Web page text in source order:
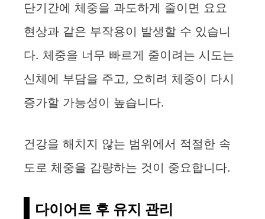
단기간에 체중을 과도하게 줄이면 요요
현상과 같은 부작용이 발생할 수 있습니
다. 체중을 너무 빠르게 줄이려는 시도는
신체에 부담을 주고, 오히려 체중이 다시
증가할 가능성이 높습니다.
건강을 해치지 않는 범위에서 적절한 속
도로 체중을 감량하는 것이 중요합니다.
다이어트 후 유지 관리